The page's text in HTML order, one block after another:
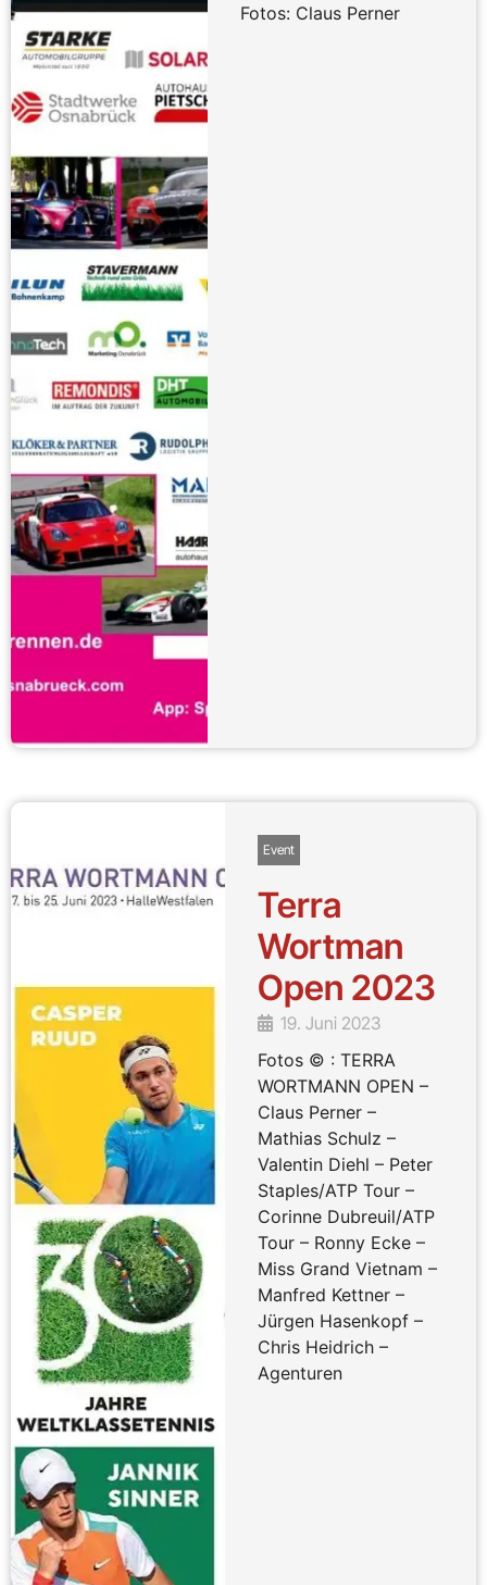
Fotos: Claus Perner
Event
Terra
Wortman
Open 2023
19. Juni 2023
Fotos © : TERRA
WORTMANN OPEN –
Claus Perner –
Mathias Schulz –
Valentin Diehl – Peter
Staples/ATP Tour –
Corinne Dubreuil/ATP
Tour – Ronny Ecke –
Miss Grand Vietnam –
Manfred Kettner –
Jürgen Hasenkopf –
Chris Heidrich –
Agenturen